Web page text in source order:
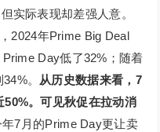
实际表现却差强人意。
2024年Prime Big Deal
Day低了32%；随着
。 从历史数据来看，7
50%。可见秋促在拉动消
年7月的Prime Day更让卖